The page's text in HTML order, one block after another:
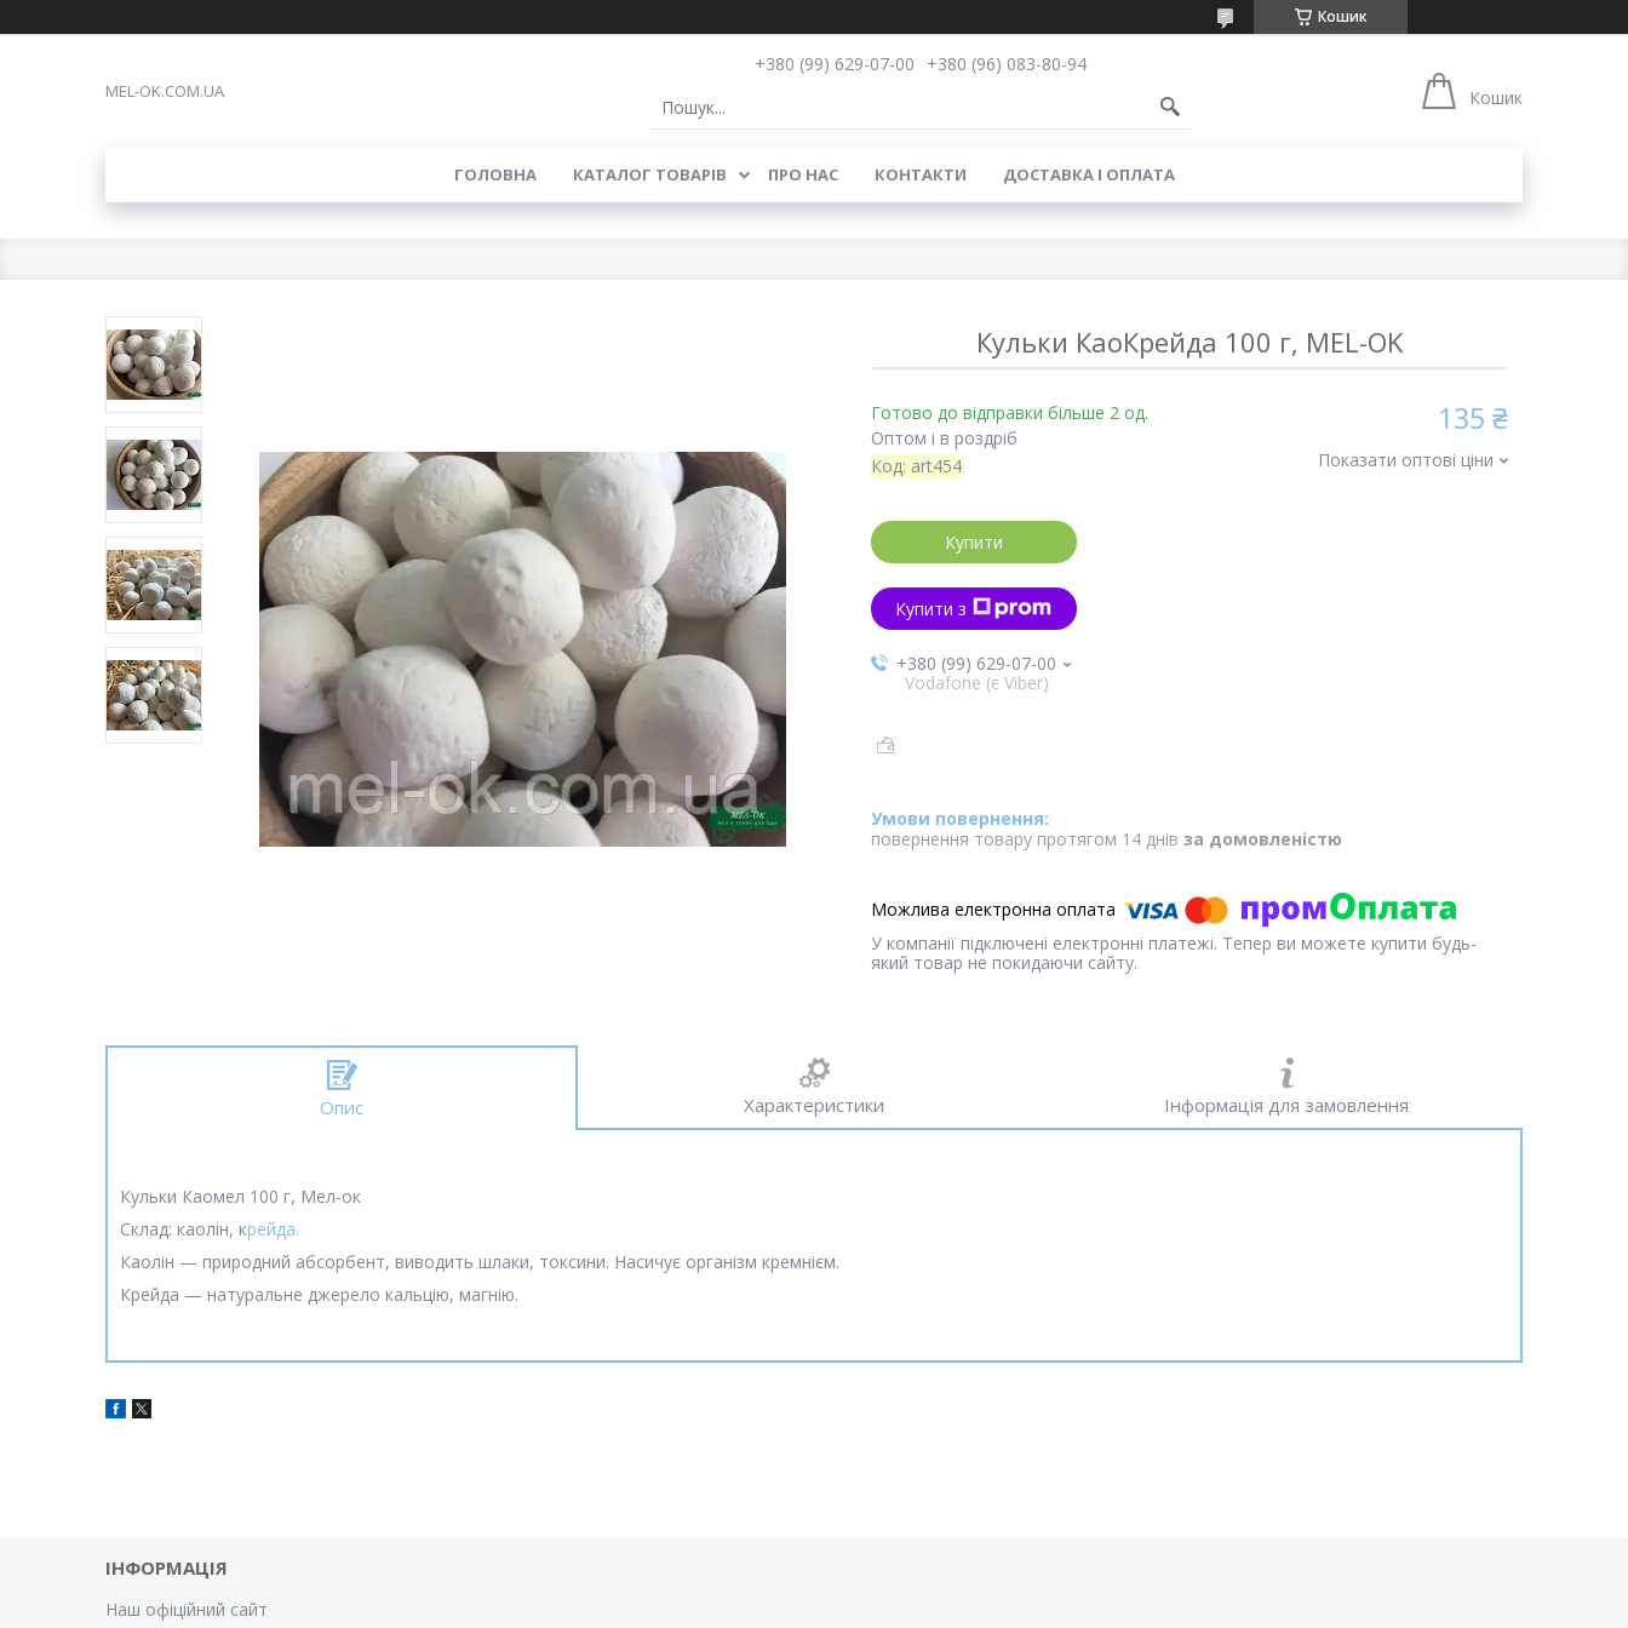
Кошик
MEL-OK.COM.UA
+380 (99) 629-07-00
+380 (96) 083-80-94
Кошик
ГОЛОВНА КАТАЛОГ ТОВАРІВ ПРО НАС КОНТАКТИ ДОСТАВКА І ОПЛАТА
Кульки КаоКрейда 100 г, MEL-OK
Готово до відправки більше 2 од.
Оптом і в роздріб
Код: art454
135 ₴
Показати оптові ціни
Купити
Купити з
+380 (99) 629-07-00
Vodafone (є Viber)
повернення товару протягом 14 днів за домовленістю
У компанії підключені електронні платежі. Тепер ви можете купити будь-
який товар не покидаючи сайту.
Опис Характеристики Інформація для замовлення
Кульки Каомел 100 г, Мел-ок
Склад: каолін, крейда.
Каолін — природний абсорбент, виводить шлаки, токсини. Насичує організм кремнієм.
Крейда — натуральне джерело кальцію, магнію.
ІНФОРМАЦІЯ
Наш офіційний сайт